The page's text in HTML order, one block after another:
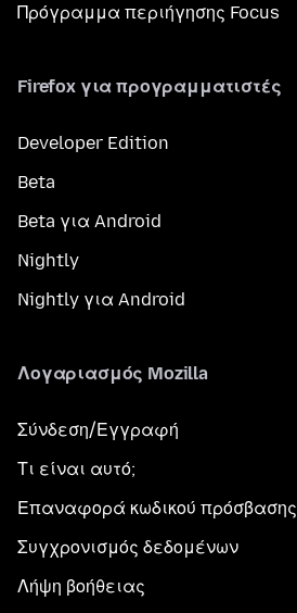
Πρόγραμμα περιήγησης Focus
Firefox για προγραμματιστές
Developer Edition
Beta
Beta για Android
Nightly
Nightly για Android
Λογαριασμός Mozilla
Σύνδεση/Εγγραφή
Τι είναι αυτό;
Επαναφορά κωδικού πρόσβασης
Συγχρονισμός δεδομένων
Λήψη βοήθειας